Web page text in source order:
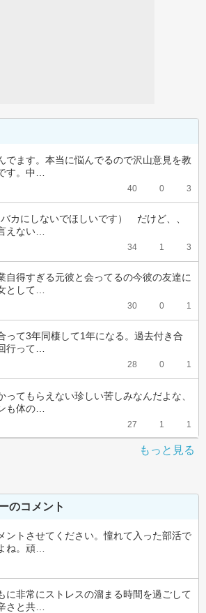
でます。本当に悩んでるので沢山意見を教
す。中…
40 0 3
カにしないでほしいです）　だけど、、
えない…
34 1 3
自得すぎる元彼と会ってるの今彼の友達に
として…
30 0 1
って3年同棲して1年になる。過去付き合
行って…
28 0 1
ってもらえない珍しい苦しみなんだよな、
も体の…
27 1 1
もっと見る
のコメント
ントさせてください。憧れて入った部活で
ね。頑…
に非常にストレスの溜まる時間を過ごして
さと共…